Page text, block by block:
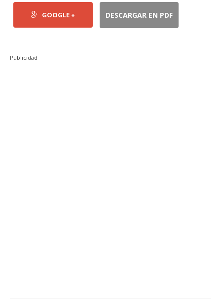
GOOGLE + DESCARGAR EN PDF
Publicidad